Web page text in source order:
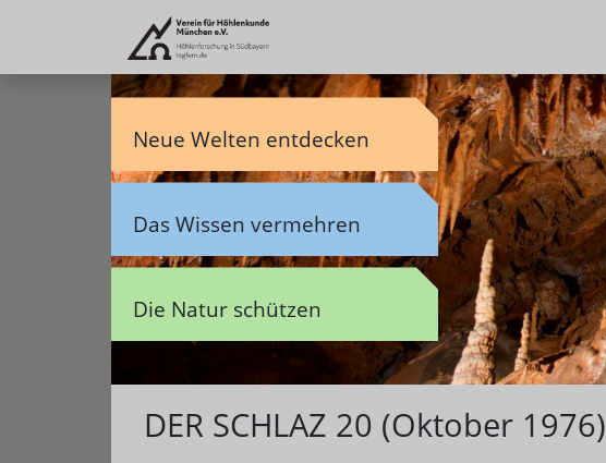
Neue Welten entdecken
Das Wissen vermehren
Die Natur schützen
DER SCHLAZ 20 (Oktober 1976)